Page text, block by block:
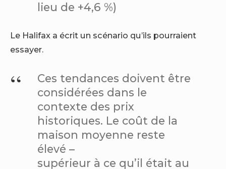
lieu de +4,6 %)
Le Halifax a écrit un scénario qu’ils pourraient
essayer.
Ces tendances doivent être
considérées dans le
contexte des prix
historiques. Le coût de la
maison moyenne reste
élevé –
supérieur à ce qu’il était au